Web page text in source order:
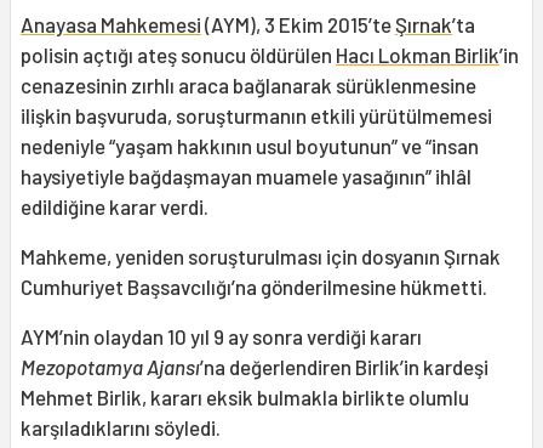
Anayasa Mahkemesi (AYM), 3 Ekim 2015’teŞırnak’ta
polisin açtığı ateş sonucu öldürülen Hacı Lokman Birlik’in
cenazesinin zırhlı araca bağlanarak sürüklenmesine
ilişkin başvuruda, soruşturmanın etkili yürütülmemesi
nedeniyle “yaşam hakkının usul boyutunun” ve “insan
haysiyetiyle bağdaşmayan muamele yasağının” ihlâl
edildiğine karar verdi.
Mahkeme, yeniden soruşturulması için dosyanın Şırnak
Cumhuriyet Başsavcılığı’na gönderilmesine hükmetti.
AYM’nin olaydan 10 yıl 9 ay sonra verdiği kararı
Mezopotamya Ajansı’na değerlendiren Birlik’in kardeşi
Mehmet Birlik, kararı eksik bulmakla birlikte olumlu
karşıladıklarını söyledi.